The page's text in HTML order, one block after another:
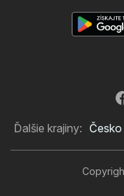
Ďalšie krajiny: Česko